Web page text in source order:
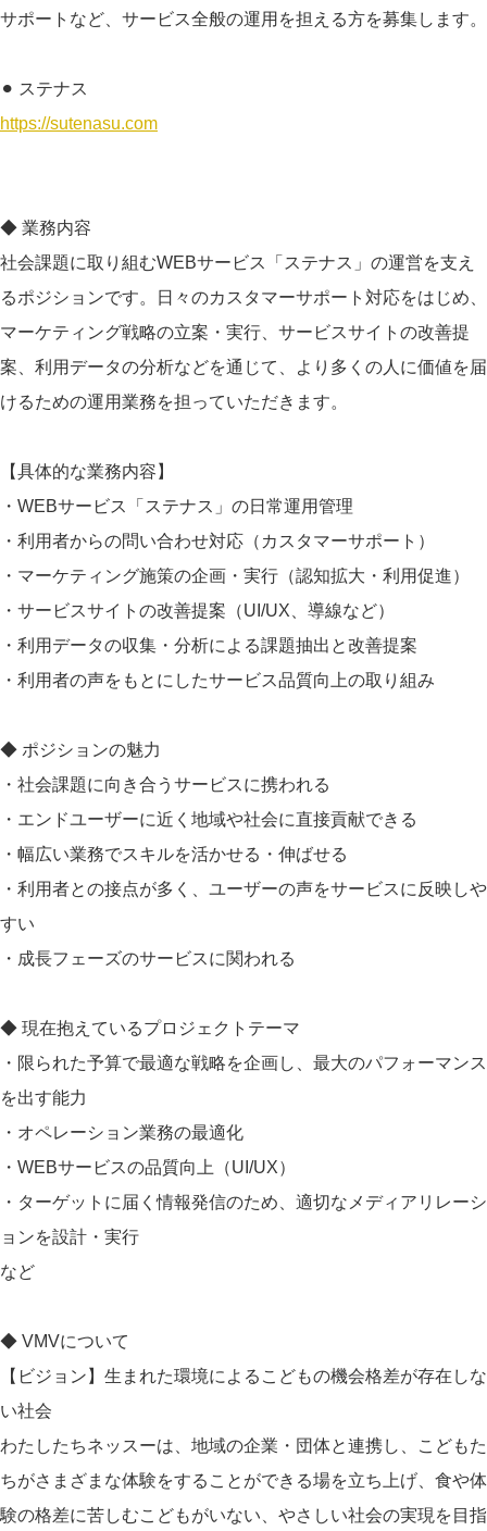
サポートなど、サービス全般の運用を担える方を募集します。
⚫︎ ステナス
https://sutenasu.com
◆ 業務内容
社会課題に取り組むWEBサービス「ステナス」の運営を支え
るポジションです。日々のカスタマーサポート対応をはじめ、
マーケティング戦略の立案・実行、サービスサイトの改善提
案、利用データの分析などを通じて、より多くの人に価値を届
けるための運用業務を担っていただきます。
【具体的な業務内容】
・WEBサービス「ステナス」の日常運用管理
・利用者からの問い合わせ対応（カスタマーサポート）
・マーケティング施策の企画・実行（認知拡大・利用促進）
・サービスサイトの改善提案（UI/UX、導線など）
・利用データの収集・分析による課題抽出と改善提案
・利用者の声をもとにしたサービス品質向上の取り組み
◆ ポジションの魅力
・社会課題に向き合うサービスに携われる
・エンドユーザーに近く地域や社会に直接貢献できる
・幅広い業務でスキルを活かせる・伸ばせる
・利用者との接点が多く、ユーザーの声をサービスに反映しや
すい
・成長フェーズのサービスに関われる
◆ 現在抱えているプロジェクトテーマ
・限られた予算で最適な戦略を企画し、最大のパフォーマンス
を出す能力
・オペレーション業務の最適化
・WEBサービスの品質向上（UI/UX）
・ターゲットに届く情報発信のため、適切なメディアリレーシ
ョンを設計・実行
など
◆ VMVについて
【ビジョン】生まれた環境によるこどもの機会格差が存在しな
い社会
わたしたちネッスーは、地域の企業・団体と連携し、こどもた
ちがさまざまな体験をすることができる場を立ち上げ、食や体
験の格差に苦しむこどもがいない、やさしい社会の実現を目指